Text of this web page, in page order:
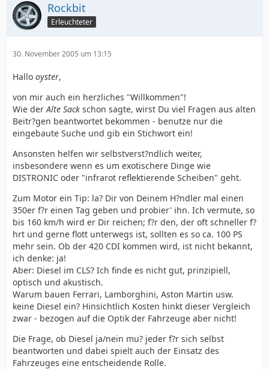
Rockbit
Erleuchteter
30. November 2005 um 13:15
Hallo oyster,
von mir auch ein herzliches "Willkommen"!
Wie derAlte Sack schon sagte, wirst Du viel Fragen aus alten
Beitr?gen beantwortet bekommen - benutze nur die
eingebaute Suche und gib ein Stichwort ein!
Ansonsten helfen wir selbstverst?ndlich weiter,
insbesondere wenn es um exotischere Dinge wie
DISTRONIC oder "infrarot reflektierende Scheiben" geht.
Zum Motor ein Tip: la? Dir von Deinem H?ndler mal einen
350er f?r einen Tag geben und probier' ihn. Ich vermute, so
bis 160 km/h wird er Dir reichen; f?r den, der oft schneller f?
hrt und gerne flott unterwegs ist, sollten es so ca. 100 PS
mehr sein. Ob der 420 CDI kommen wird, ist nicht bekannt,
ich denke: ja!
Aber: Diesel im CLS? Ich finde es nicht gut, prinzipiell,
optisch und akustisch.
Warum bauen Ferrari, Lamborghini, Aston Martin usw.
keine Diesel ein? Hinsichtlich Kosten hinkt dieser Vergleich
zwar - bezogen auf die Optik der Fahrzeuge aber nicht!
Die Frage, ob Diesel ja/nein mu? jeder f?r sich selbst
beantworten und dabei spielt auch der Einsatz des
Fahrzeuges eine entscheidende Rolle.